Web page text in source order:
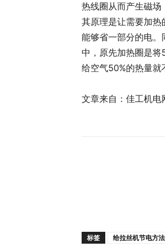
热线圈从而产生磁场
其原理是让需要加
能够省一部分的电
中，原先加热圈是将
给空气50%的热量
文章来自：佳工机电
标签 给拉丝机节电方法